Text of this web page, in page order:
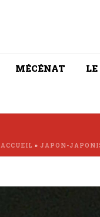
MÉCÉNAT
ACCUEIL » JAPON-